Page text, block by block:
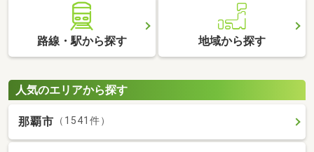
路線・駅から探す 地域から探す
人気のエリアから探す
那覇市 （1541件）